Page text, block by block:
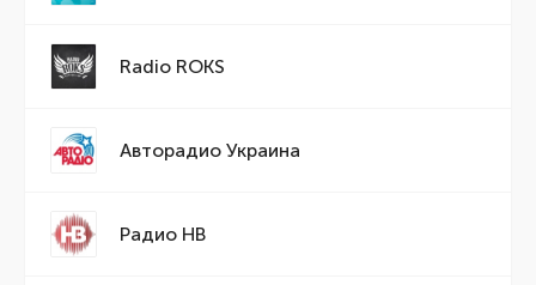
Radio ROKS
Авторадио Украина
Радио НВ